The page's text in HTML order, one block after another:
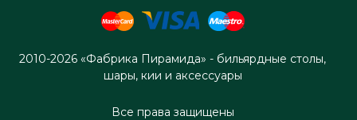
2010-2026 «Фабрика Пирамида» - бильярдные столы,
шары, кии и аксессуары
Все права защищены